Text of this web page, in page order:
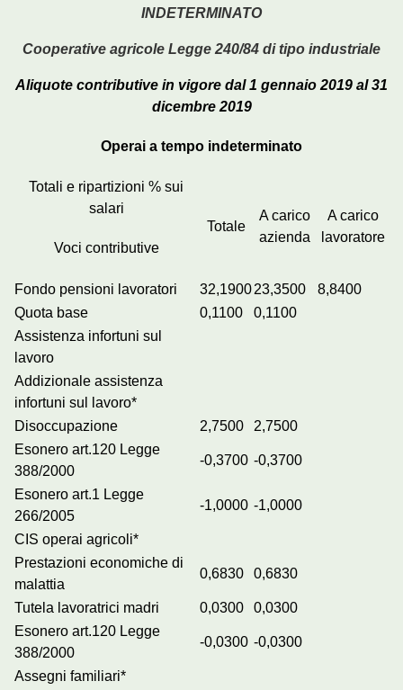
INDETERMINATO
Cooperative agricole Legge 240/84 di tipo industriale
Aliquote contributive in vigore dal 1 gennaio 2019 al 31
dicembre 2019
Operai a tempo indeterminato
Totali e ripartizioni % sui
salari
Voci contributive
Totale
A carico
azienda
A carico
lavoratore
Fondo pensioni lavoratori 32,190023,3500
8,8400
Quota base
0,1100
0,1100
Assistenza infortuni sul
lavoro
Addizionale assistenza
infortuni sul lavoro*
Disoccupazione
2,7500
2,7500
Esonero art.120 Legge
388/2000
-0,3700 -0,3700
Esonero art.1 Legge
266/2005
-1,0000 -1,0000
CIS operai agricoli*
Prestazioni economiche di
malattia
0,6830 0,6830
Tutela lavoratrici madri 0,0300
0,0300
Esonero art.120 Legge
388/2000
-0,0300 -0,0300
Assegni familiari*